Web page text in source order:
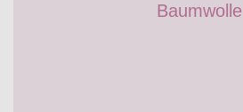
Baumwolle